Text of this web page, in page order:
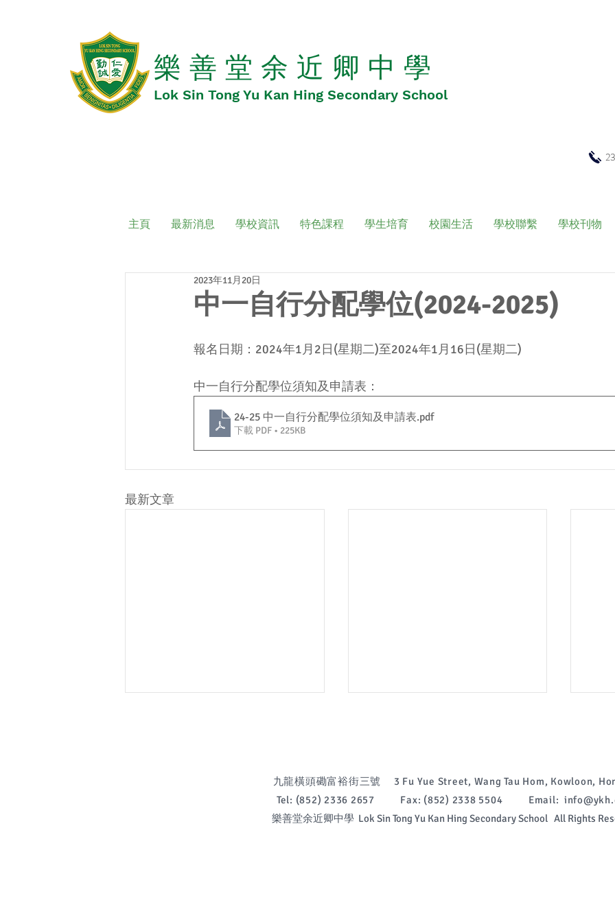
​​樂 善 堂 余 近 卿 中 學
​​Lok Sin Tong Yu Kan Hing Secondary School
主頁 最新消息 學校資訊 特色課程 學生培育 校園生活 學校聯繫 學校刊物
中一自行分配學位(2024-2025)
2023年11月20日
報名日期：2024年1月2日(星期二)至2024年1月16日(星期二)
中一自行分配學位須知及申請表：
24-25 中一自行分配學位須知及申請表.pdf
下載 PDF • 225KB
最新文章
中一自行招生申請須知 (2026-
2026-2027年度中一新生註冊
九龍橫頭磡富裕街三號 3 Fu Yue Street, Wang Tau Hom, Kowloon,
Tel: (852) 2336 2657 Fax: (852) 2338 5504 Email:
樂善堂余近卿中學 Lok Sin Tong Yu Kan Hing Secondary School All Rights